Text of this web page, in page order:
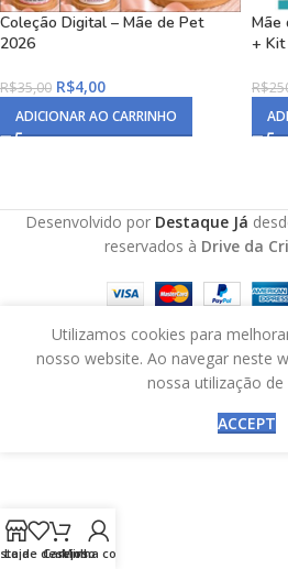
Coleção Digital – Mãe de Pet
2026
R$35,00 R$4,00
ADICIONAR AO CARRINHO
Mãe
+ Kit
R$
Desenvolvido por Destaque Já
reservados à Drive da
Utilizamos cookies para
nosso website. Ao navegar neste
nossa utilização de
ACCEPT
Lojade desejos
Carrinho
Minha conta